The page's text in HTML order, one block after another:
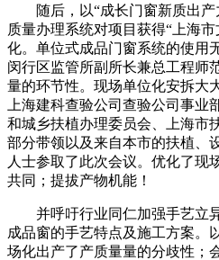
随后，以“成长门窗新质出产
质量办理系统对项目获得“上海
化。单位式成品门窗系统的使用
闵行区监管所副所长兼总工程师
量的环节性。现场单位化安拆大
上海建科查验公司查验公司事
和城乡扶植办理委员会、上海市
部分带领以及来自本市的扶植、
人士参取了此次会议。优化了现
共同；提拔产物机能！
并呼吁行业同仁加强手艺立
成品窗的手艺特点及施工方案。
场化出产了产质量量的分歧性；